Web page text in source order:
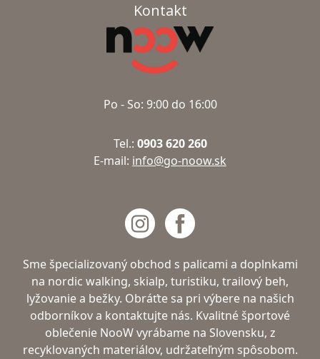
Kontakt
Po - So: 9:00 do 16:00
Tel.: 0903 620 260
E-mail: info@go-noow.sk
Sme špecializovaný obchod s palicami a doplnkami
na nordic walking, skialp, turistiku, trailový beh,
lyžovanie a bežky. Obráťte sa pri výbere na našich
odborníkov a kontaktujte nás. Kvalitné športové
oblečenie NooW vyrábame na Slovensku, z
recyklovaných materiálov, udržateľným spôsobom.